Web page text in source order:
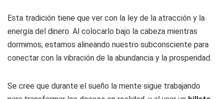
Esta tradición tiene que ver con la ley de la atracción y la
energía del dinero. Al colocarlo bajo la cabeza mientras
dormimos, estamos alineando nuestro subconsciente para
conectar con la vibración de la abundancia y la prosperidad.
Se cree que durante el sueño la mente sigue trabajando